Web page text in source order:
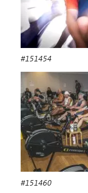
#151454
#151460